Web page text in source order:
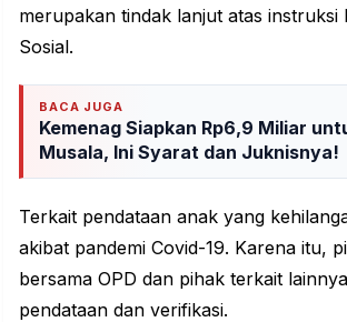
merupakan tindak lanjut atas instruksi
Sosial.
BACA JUGA
Kemenag Siapkan Rp6,9 Miliar
Musala, Ini Syarat dan Juknisnya!
Terkait pendataan anak yang
akibat pandemi Covid-19. Karena itu,
bersama OPD dan pihak terkait
pendataan dan verifikasi.